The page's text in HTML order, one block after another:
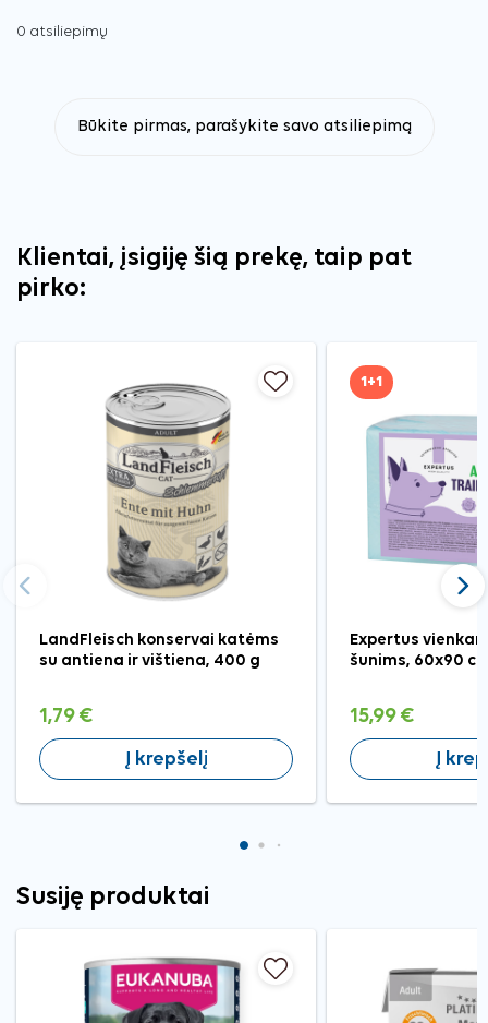
0 atsiliepimų
Būkite pirmas, parašykite savo atsiliepimą
Klientai, įsigiję šią prekę, taip pat
pirko:
LandFleisch konservai katėms
su antiena ir vištiena, 400 g
1,79 €
Į krepšelį
1+1
Expertus
šunims, 60x90
15,99 €
Į
Ankstesnis
Susiję produktai